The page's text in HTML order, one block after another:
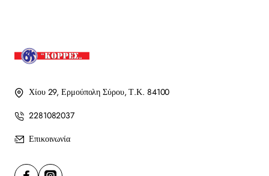
Χίου 29, Ερμούπολη Σύρου, Τ.Κ. 84100
2281082037
Επικοινωνία